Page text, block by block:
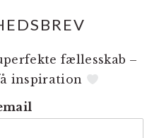
fællesskab –
inspiration